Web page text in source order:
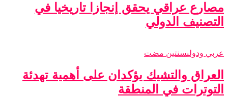
مصارع عراقي يحقق إنجازا تاريخيا في
التصنيف الدولي
عربي ودوليسنتين مضت
العراق والتشيك يؤكدان على أهمية تهدئة
التوترات في المنطقة